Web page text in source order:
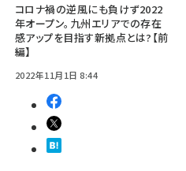
コロナ禍の逆風にも負けず2022
年オープン。九州エリアでの存在
感アップを目指す新拠点とは?【前
編】
2022年11月1日 8:44